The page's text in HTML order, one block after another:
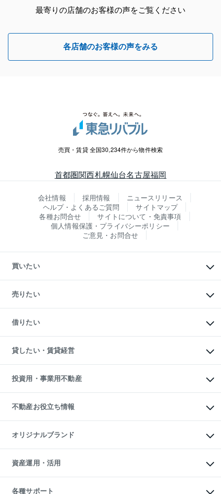
最寄りの店舗のお客様の声をご覧ください
各店舗のお客様の声をみる
売買・賃貸 全国30,234件から物件検索
首都圏関西札幌仙台名古屋福岡
会社情報 採用情報
ニュースリリース
ヘルプ・よくあるご質問
サイトマップ
各種お問合せ
サイトについて・免責事項
個人情報保護・プライバシーポリシー
ご意見・お問合せ
買いたい
新築・分譲マンションの購入
中古マンションの購入
一戸建ての購入
中古一戸建ての購入
不動産購入の流れ
注目キーワード物件特集
購入ガイド
English 繁体中文簡体中文
売りたい
一戸建ての売却・査定
土地の売却・査定
スピードAI査定
不動産査定について
不動産売却の流れ
不動産買換えの流れ
売却ガイド
借りたい
オフィス・店舗の賃貸
借りるときの流れ
借りるガイド
貸したい・賃貸経営
マンション賃料データ
賃貸管理プラン
リロケーションについて
貸すガイド
投資用・事業用不動産
事業用不動産
マンション投資
投資用マンション
アパート経営
収益物件
ビル購入（ビル一棟）
投資用不動産の売却査定
事業用不動産の売却査定
不動産お役立ち情報
マンションライブラリー
人気マンションランキング
暮らしに役立つ不動産メディア
不動産相場・不動産価格情報
不動産コラム・ニュース
不動産用語集
オリジナルブランド
一棟リノベーションマンション
L`GENTE（ルジェンテ）
区分リノベーションマンション
投資用一棟レジデンスWELL
資産運用・活用
不動産M&A
各種サポート